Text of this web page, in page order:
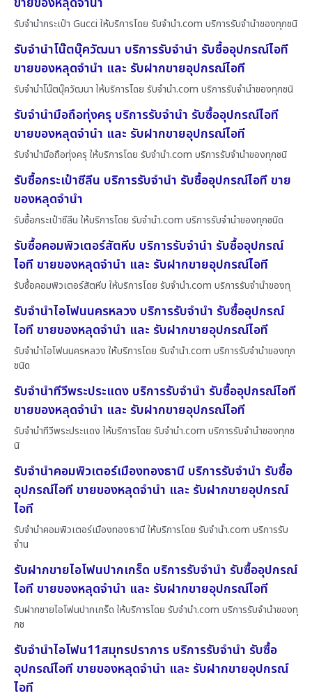
รับจำนำกระเป๋า Gucci ให้บริการโดย รับจํานํา.com บริการรับจำนำของทุกชนิ
รับจำนำโน๊ตบุ๊ควัฒนา บริการรับจำนำ รับซื้ออุปกรณ์ไอที
ขายของหลุดจำนำ และ รับฝากขายอุปกรณ์ไอที
รับจำนำโน๊ตบุ๊ควัฒนา ให้บริการโดย รับจํานํา.com บริการรับจำนำของทุกชนิ
รับจำนำมือถือทุ่งครุ บริการรับจำนำ รับซื้ออุปกรณ์ไอที
ขายของหลุดจำนำ และ รับฝากขายอุปกรณ์ไอที
รับจำนำมือถือทุ่งครุ ให้บริการโดย รับจํานํา.com บริการรับจำนำของทุกชนิ
รับซื้อกระเป๋าซีลีน บริการรับจำนำ รับซื้ออุปกรณ์ไอที ขาย
ของหลุดจำนำ
รับซื้อกระเป๋าซีลีน ให้บริการโดย รับจํานํา.com บริการรับจำนำของทุกชนิด
รับซื้อคอมพิวเตอร์สัตหีบ บริการรับจำนำ รับซื้ออุปกรณ์
ไอที ขายของหลุดจำนำ และ รับฝากขายอุปกรณ์ไอที
รับซื้อคอมพิวเตอร์สัตหีบ ให้บริการโดย รับจํานํา.com บริการรับจำนำของทุ
รับจำนำไอโฟนนครหลวง บริการรับจำนำ รับซื้ออุปกรณ์
ไอที ขายของหลุดจำนำ และ รับฝากขายอุปกรณ์ไอที
รับจำนำไอโฟนนครหลวง ให้บริการโดย รับจํานํา.com บริการรับจำนำของทุก
ชนิด
รับจำนำทีวีพระประแดง บริการรับจำนำ รับซื้ออุปกรณ์ไอที
ขายของหลุดจำนำ และ รับฝากขายอุปกรณ์ไอที
รับจำนำทีวีพระประแดง ให้บริการโดย รับจํานํา.com บริการรับจำนำของทุกช
นิ
รับจำนำคอมพิวเตอร์เมืองทองธานี บริการรับจำนำ รับซื้อ
อุปกรณ์ไอที ขายของหลุดจำนำ และ รับฝากขายอุปกรณ์
ไอที
รับจำนำคอมพิวเตอร์เมืองทองธานี ให้บริการโดย รับจํานํา.com บริการรับ
จำน
รับฝากขายไอโฟนปากเกร็ด บริการรับจำนำ รับซื้ออุปกรณ์
ไอที ขายของหลุดจำนำ และ รับฝากขายอุปกรณ์ไอที
รับฝากขายไอโฟนปากเกร็ด ให้บริการโดย รับจํานํา.com บริการรับจำนำของทุ
กช
รับจำนำไอโฟน11สมุทรปราการ บริการรับจำนำ รับซื้อ
อุปกรณ์ไอที ขายของหลุดจำนำ และ รับฝากขายอุปกรณ์
ไอที